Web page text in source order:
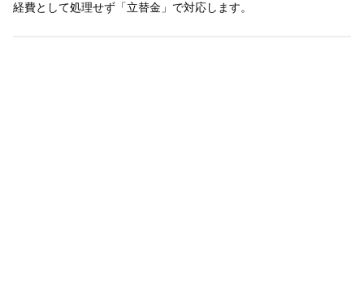
経費として処理せず「立替金」で対応します。